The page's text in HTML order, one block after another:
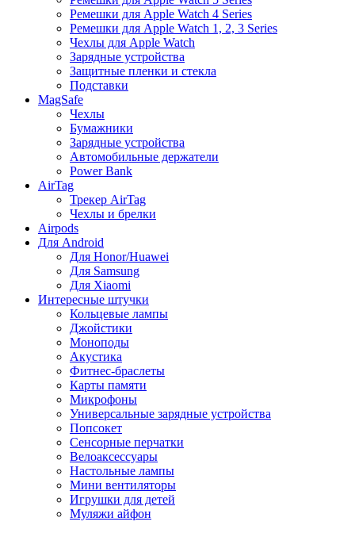
Ремешки для Apple Watch 4 Series
Ремешки для Apple Watch 1, 2, 3 Series
Чехлы для Apple Watch
Зарядные устройства
Защитные пленки и стекла
Подставки
MagSafe
Чехлы
Бумажники
Зарядные устройства
Автомобильные держатели
Power Bank
AirTag
Трекер AirTag
Чехлы и брелки
Airpods
Для Android
Для Honor/Huawei
Для Samsung
Для Xiaomi
Интересные штучки
Кольцевые лампы
Джойстики
Моноподы
Акустика
Фитнес-браслеты
Карты памяти
Микрофоны
Универсальные зарядные устройства
Попсокет
Сенсорные перчатки
Велоаксессуары
Настольные лампы
Мини вентиляторы
Игрушки для детей
Муляжи айфон